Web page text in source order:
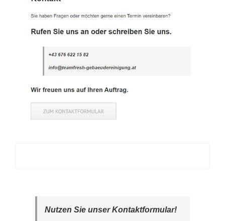
Nutzen Sie unser Kontaktformular!